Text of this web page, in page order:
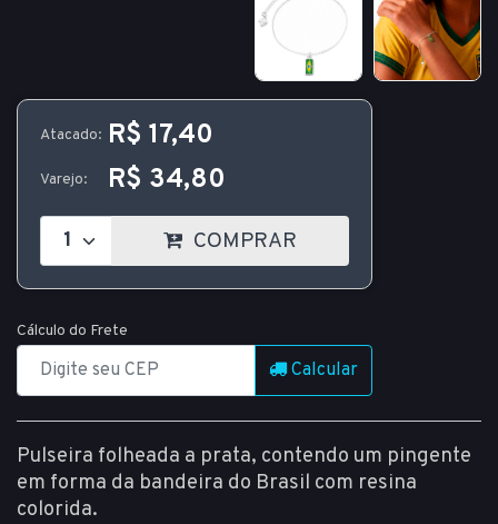
Atacado: R$ 17,40
Varejo: R$ 34,80
COMPRAR
Cálculo do Frete
Calcular
Pulseira folheada a prata, contendo um pingente
em forma da bandeira do Brasil com resina
colorida.